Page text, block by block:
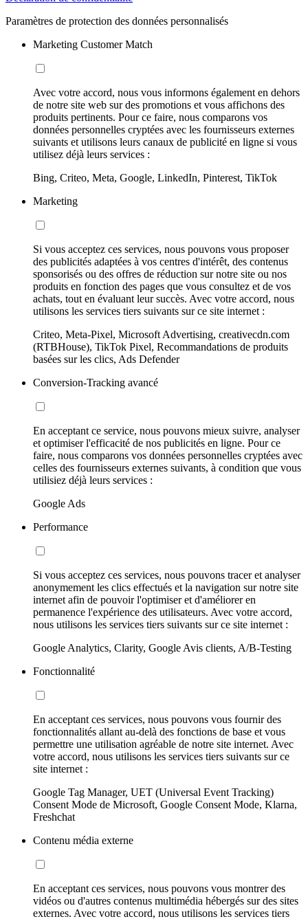
Paramètres de protection des données personnalisés
Marketing Customer Match
Avec votre accord, nous vous informons également en dehors
de notre site web sur des promotions et vous affichons des
produits pertinents. Pour ce faire, nous comparons vos
données personnelles cryptées avec les fournisseurs externes
suivants et utilisons leurs canaux de publicité en ligne si vous
utilisez déjà leurs services :
Bing, Criteo, Meta, Google, LinkedIn, Pinterest, TikTok
Marketing
Si vous acceptez ces services, nous pouvons vous proposer
des publicités adaptées à vos centres d'intérêt, des contenus
sponsorisés ou des offres de réduction sur notre site ou nos
produits en fonction des pages que vous consultez et de vos
achats, tout en évaluant leur succès. Avec votre accord, nous
utilisons les services tiers suivants sur ce site internet :
Criteo, Meta-Pixel, Microsoft Advertising, creativecdn.com
(RTBHouse), TikTok Pixel, Recommandations de produits
basées sur les clics, Ads Defender
Conversion-Tracking avancé
En acceptant ce service, nous pouvons mieux suivre, analyser
et optimiser l'efficacité de nos publicités en ligne. Pour ce
faire, nous comparons vos données personnelles cryptées avec
celles des fournisseurs externes suivants, à condition que vous
utilisiez déjà leurs services :
Google Ads
Performance
Si vous acceptez ces services, nous pouvons tracer et analyser
anonymement les clics effectués et la navigation sur notre site
internet afin de pouvoir l'optimiser et d'améliorer en
permanence l'expérience des utilisateurs. Avec votre accord,
nous utilisons les services tiers suivants sur ce site internet :
Google Analytics, Clarity, Google Avis clients, A/B-Testing
Fonctionnalité
En acceptant ces services, nous pouvons vous fournir des
fonctionnalités allant au-delà des fonctions de base et vous
permettre une utilisation agréable de notre site internet. Avec
votre accord, nous utilisons les services tiers suivants sur ce
site internet :
Google Tag Manager, UET (Universal Event Tracking)
Consent Mode de Microsoft, Google Consent Mode, Klarna,
Freshchat
Contenu média externe
En acceptant ces services, nous pouvons vous montrer des
vidéos ou d'autres contenus multimédia hébergés sur des sites
externes. Avec votre accord, nous utilisons les services tiers